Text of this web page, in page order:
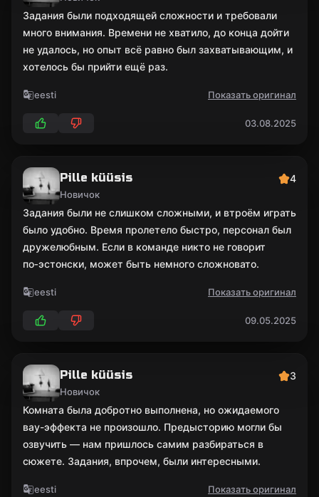
Задания были подходящей сложности и требовали
много внимания. Времени не хватило, до конца дойти
не удалось, но опыт всё равно был захватывающим, и
хотелось бы прийти ещё раз.
eesti Показать оригинал
03.08.2025
Pille küüsis
Новичок
4
Задания были не слишком сложными, и втроём играть
было удобно. Время пролетело быстро, персонал был
дружелюбным. Если в команде никто не говорит
по‑эстонски, может быть немного сложновато.
eesti Показать оригинал
09.05.2025
Pille küüsis
Новичок
3
Комната была добротно выполнена, но ожидаемого
вау-эффекта не произошло. Предысторию могли бы
озвучить — нам пришлось самим разбираться в
сюжете. Задания, впрочем, были интересными.
eesti Показать оригинал